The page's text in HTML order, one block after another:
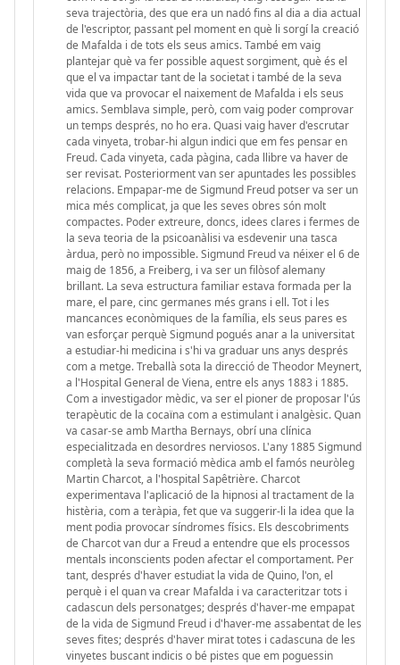
seva trajectòria, des que era un nadó fins al dia a dia actual
de l'escriptor, passant pel moment en què li sorgí la creació
de Mafalda i de tots els seus amics. També em vaig
plantejar què va fer possible aquest sorgiment, què és el
que el va impactar tant de la societat i també de la seva
vida que va provocar el naixement de Mafalda i els seus
amics. Semblava simple, però, com vaig poder comprovar
un temps després, no ho era. Quasi vaig haver d'escrutar
cada vinyeta, trobar-hi algun indici que em fes pensar en
Freud. Cada vinyeta, cada pàgina, cada llibre va haver de
ser revisat. Posteriorment van ser apuntades les possibles
relacions. Empapar-me de Sigmund Freud potser va ser un
mica més complicat, ja que les seves obres són molt
compactes. Poder extreure, doncs, idees clares i fermes de
la seva teoria de la psicoanàlisi va esdevenir una tasca
àrdua, però no impossible. Sigmund Freud va néixer el 6 de
maig de 1856, a Freiberg, i va ser un filòsof alemany
brillant. La seva estructura familiar estava formada per la
mare, el pare, cinc germanes més grans i ell. Tot i les
mancances econòmiques de la família, els seus pares es
van esforçar perquè Sigmund pogués anar a la universitat
a estudiar-hi medicina i s'hi va graduar uns anys després
com a metge. Treballà sota la direcció de Theodor Meynert,
a l'Hospital General de Viena, entre els anys 1883 i 1885.
Com a investigador mèdic, va ser el pioner de proposar l'ús
terapèutic de la cocaïna com a estimulant i analgèsic. Quan
va casar-se amb Martha Bernays, obrí una clínica
especialitzada en desordres nerviosos. L'any 1885 Sigmund
completà la seva formació mèdica amb el famós neuròleg
Martin Charcot, a l'hospital Sapêtrière. Charcot
experimentava l'aplicació de la hipnosi al tractament de la
histèria, com a teràpia, fet que va suggerir-li la idea que la
ment podia provocar síndromes físics. Els descobriments
de Charcot van dur a Freud a entendre que els processos
mentals inconscients poden afectar el comportament. Per
tant, després d'haver estudiat la vida de Quino, l'on, el
perquè i el quan va crear Mafalda i va caracteritzar tots i
cadascun dels personatges; després d'haver-me empapat
de la vida de Sigmund Freud i d'haver-me assabentat de les
seves fites; després d'haver mirat totes i cadascuna de les
vinyetes buscant indicis o bé pistes que em poguessin